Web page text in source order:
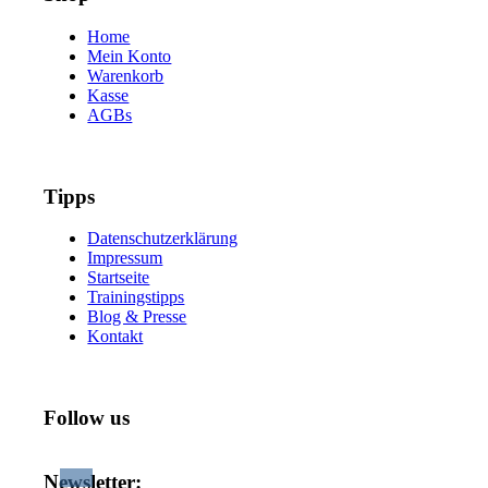
Home
Mein Konto
Warenkorb
Kasse
AGBs
Tipps
Datenschutzerklärung
Impressum
Startseite
Trainingstipps
Blog & Presse
Kontakt
Follow us
Newsletter: